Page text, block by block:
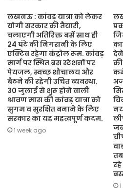
लखनऊ : कांवड़ यात्रा को लेकर
योगी सरकार की तैयारी,
चलाएगी अतिरिक्त बसें साथ ही
24 घंटे की निगरानी के लिए
एक्टिव रहेगा कंट्रोल रूम. कांवड़
मार्ग पर स्थित बस स्टेशनों पर
पेयजल, स्वच्छ शौचालय और
बैठने की रहेगी उचित व्यवस्था.
30 जुलाई से शुरू होने वाली
श्रावण मास की कांवड़ यात्रा को
सुगम व सुरक्षित बनाने के लिए
सरकार का यह महत्वपूर्ण कदम.
1 week ago